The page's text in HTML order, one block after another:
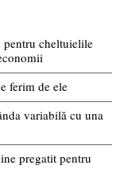
cheltuielile
ferim de ele
variabilă cu una
pregatit pentru